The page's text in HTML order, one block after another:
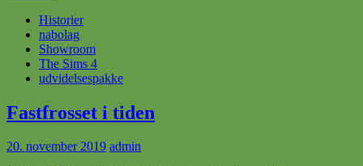
Historier
nabolag
Showroom
The Sims 4
udvidelsespakke
Fastfrosset i tiden
20. november 2019 admin